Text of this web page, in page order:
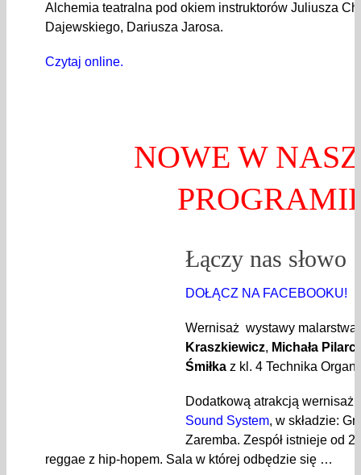
Alchemia teatralna pod okiem instruktorów Juliusza
Dajewskiego, Dariusza Jarosa.
Czytaj online.
NOWE W
Łączy nas słowo
DOŁĄCZ NA FACEBOOKU!
Wernisaż wystawy malarstwa
Kraszkiewicz, Michała
Śmiłka z kl. 4 Technika
Dodatkową atrakcją
Sound System, w składzie:
Zaremba. Zespół istnieje od
reggae z hip-hopem. Sala w której odbędzie się …